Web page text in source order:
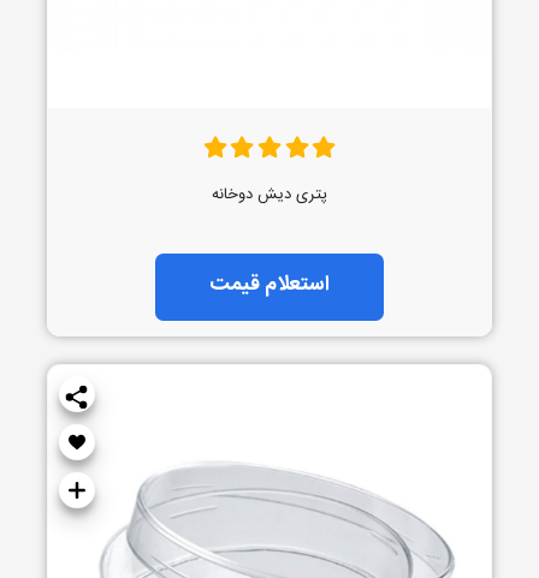
پتری دیش دوخانه
استعلام قیمت